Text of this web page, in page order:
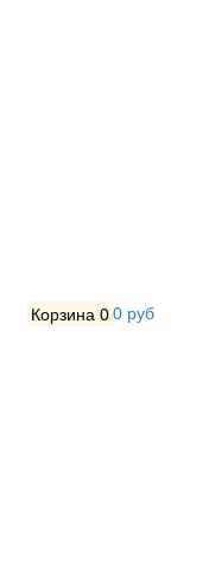
Корзина 00 руб